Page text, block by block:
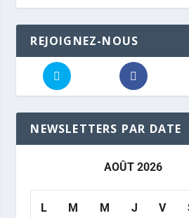
REJOIGNEZ-NOUS
NEWSLETTERS PAR DATE
AOÛT 2026
L M M J V